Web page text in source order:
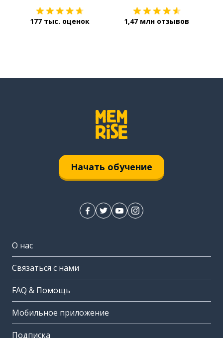
177 тыс. оценок 1,47 млн отзывов
Начать обучение
О нас
Связаться с нами
FAQ & Помощь
Мобильное приложение
Подписка